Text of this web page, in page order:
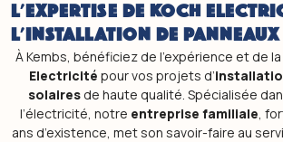
L'EXPERTISE DE KOCH
L'INSTALLATION DE
À Kembs, bénéficiez de l’expérience et de
Electricité pour vos projets d’
solaires de haute qualité. Spécialisée
l’électricité, notre entreprise familiale,
ans d’existence, met son savoir-faire au